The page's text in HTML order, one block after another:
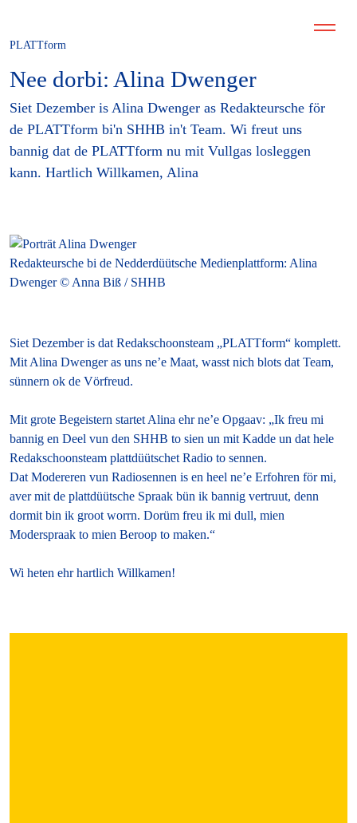
PLATTform
Nee dorbi: Alina Dwenger
Siet Dezember is Alina Dwenger as Redakteursche för
de PLATTform bi'n SHHB in't Team. Wi freut uns
bannig dat de PLATTform nu mit Vullgas losleggen
kann. Hartlich Willkamen, Alina
Redakteursche bi de Nedderdüütsche Medienplattform: Alina
Dwenger © Anna Biß / SHHB
Siet Dezember is dat Redakschoonsteam „PLATTform“ komplett.
Mit Alina Dwenger as uns ne’e Maat, wasst nich blots dat Team,
sünnern ok de Vörfreud.
Mit grote Begeistern startet Alina ehr ne’e Opgaav: „Ik freu mi
bannig en Deel vun den SHHB to sien un mit Kadde un dat hele
Redakschoonsteam plattdüütschet Radio to sennen.
Dat Modereren vun Radiosennen is en heel ne’e Erfohren för mi,
aver mit de plattdüütsche Spraak bün ik bannig vertruut, denn
dormit bin ik groot worrn. Dorüm freu ik mi dull, mien
Moderspraak to mien Beroop to maken.“
Wi heten ehr hartlich Willkamen!